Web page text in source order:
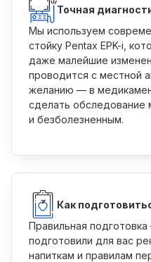
Точная
Мы используем
стойку Pentax EPK-i,
даже малейшие
проводится с местной
желанию — в
сделать обследование
и безболезненным.
Как
Правильная
подготовили для вас
напиткам и правилам